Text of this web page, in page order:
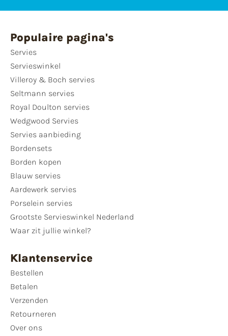
Populaire pagina's
Servies
Servieswinkel
Villeroy & Boch servies
Seltmann servies
Royal Doulton servies
Wedgwood Servies
Servies aanbieding
Bordensets
Borden kopen
Blauw servies
Aardewerk servies
Porselein servies
Grootste Servieswinkel Nederland
Waar zit jullie winkel?
Klantenservice
Bestellen
Betalen
Verzenden
Retourneren
Over ons